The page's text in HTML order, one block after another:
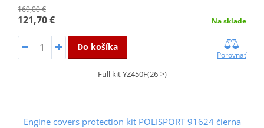
169,00 €
121,70 € Na sklade
Do košíka
Porovnať
Full kit YZ450F(26->)
Engine covers protection kit POLISPORT 91624 čierna